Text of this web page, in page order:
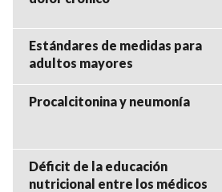
Estándares de medidas para
adultos mayores
Procalcitonina y neumonía
Déficit de la educación
nutricional entre los médicos